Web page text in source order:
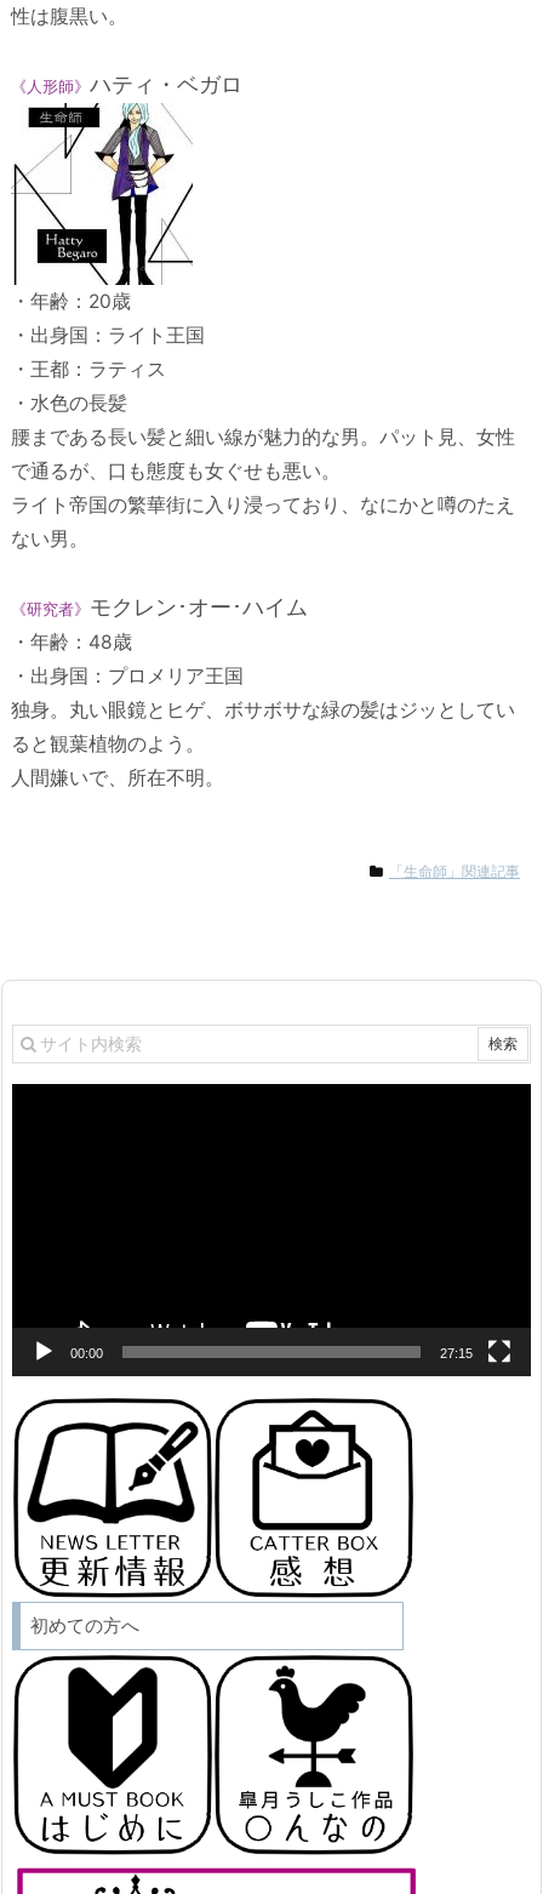
性は腹黒い。
《人形師》 ハティ・ベガロ
・年齢：20歳
・出身国：ライト王国
・王都：ラティス
・水色の長髪
腰まである長い髪と細い線が魅力的な男。パット見、女性
で通るが、口も態度も女ぐせも悪い。
ライト帝国の繁華街に入り浸っており、なにかと噂のたえ
ない男。
《研究者》 モクレン･オー･ハイム
・年齢：48歳
・出身国：プロメリア王国
独身。丸い眼鏡とヒゲ、ボサボサな緑の髪はジッとしてい
ると観葉植物のよう。
人間嫌いで、所在不明。
「生命師」関連記事
00:00 27:15
初めての方へ